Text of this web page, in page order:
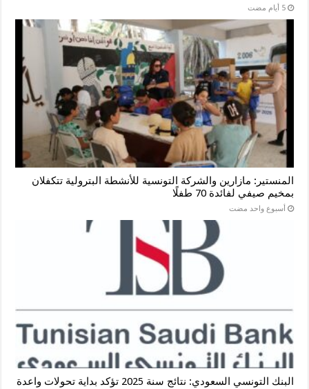
‏5 أيام مضت
المنستير: مازارين والشركة التونسية للأنشطة البترولية تتكفلان
بمخيم صيفي لفائدة 70 طفلًا
‏أسبوع واحد مضت
البنك التونسي السعودي: نتائج سنة 2025 تؤكد بداية تحولات واعدة